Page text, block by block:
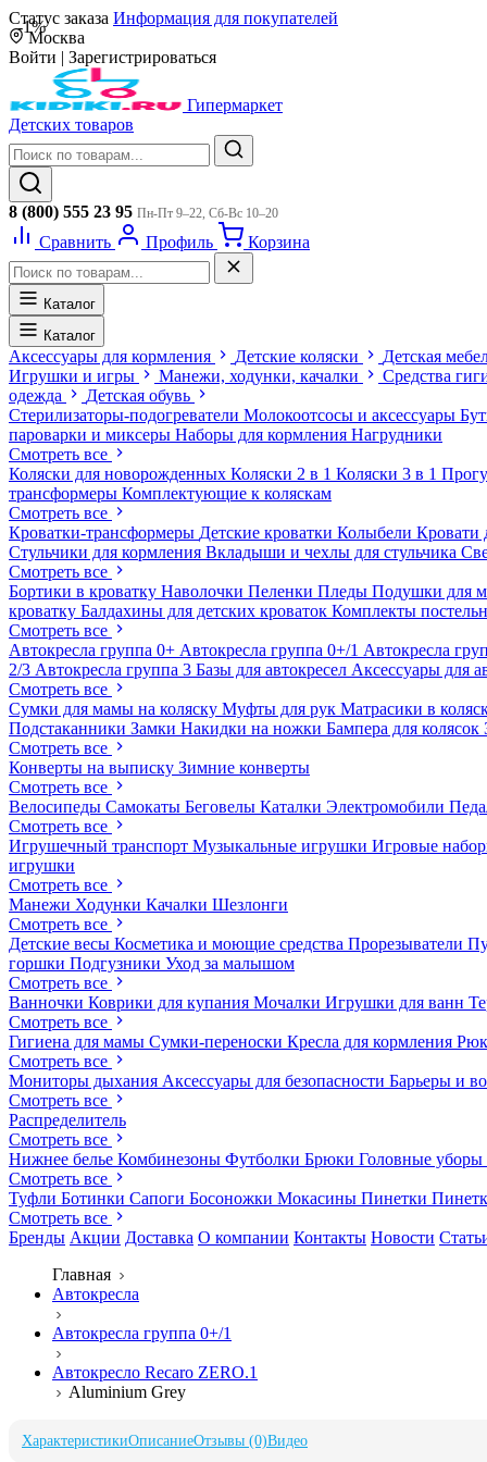
Статус заказа Информация для покупателей
Москва
Войти | Зарегистрироваться
Гипермаркет
Детских товаров
8 (800) 555 23 95 Пн-Пт 9–22, Сб-Вс 10–20
Сравнить Профиль Корзина
Каталог
Каталог
Аксессуары для кормления Детские коляски
Детская
Игрушки и игры
Манежи, ходунки, качалки
Средства
одежда
Детская обувь
Стерилизаторы-подогреватели Молокоотсосы и аксессуары
пароварки и миксеры Наборы для кормления Нагрудники
Смотреть все
Коляски для новорожденных Коляски 2 в 1 Коляски 3 в 1
трансформеры Комплектующие к коляскам
Смотреть все
Кроватки-трансформеры Детские кроватки Колыбели Кровати
Стульчики для кормления Вкладыши и чехлы для стульчика
Смотреть все
Бортики в кроватку Наволочки Пеленки Пледы Подушки для
кроватку Балдахины для детских кроваток Комплекты
Смотреть все
Автокресла группа 0+ Автокресла группа 0+/1 Автокресла
2/3 Автокресла группа 3 Базы для автокресел Аксессуары для
Смотреть все
Сумки для мамы на коляску Муфты для рук Матрасики в
Подстаканники Замки Накидки на ножки Бампера для колясок
Смотреть все
Конверты на выписку Зимние конверты
Смотреть все
Велосипеды Самокаты Беговелы Каталки Электромобили
Смотреть все
Игрушечный транспорт Музыкальные игрушки Игровые
игрушки
Смотреть все
Манежи Ходунки Качалки Шезлонги
Смотреть все
Детские весы Косметика и моющие средства Прорезыватели
горшки Подгузники Уход за малышом
Смотреть все
Ванночки Коврики для купания Мочалки Игрушки для ванн
Смотреть все
Гигиена для мамы Сумки-переноски Кресла для кормления
Смотреть все
Мониторы дыхания Аксессуары для безопасности Барьеры и
Смотреть все
Распределитель
Смотреть все
Нижнее белье Комбинезоны Футболки Брюки Головные уборы
Смотреть все
Туфли Ботинки Сапоги Босоножки Мокасины Пинетки
Смотреть все
Бренды Акции Доставка О компании Контакты Новости
Главная
Автокресла
Автокресла группа 0+/1
Автокресло Recaro ZERO.1
Aluminium Grey
ХарактеристикиОписаниеОтзывы (0)Видео
-1%